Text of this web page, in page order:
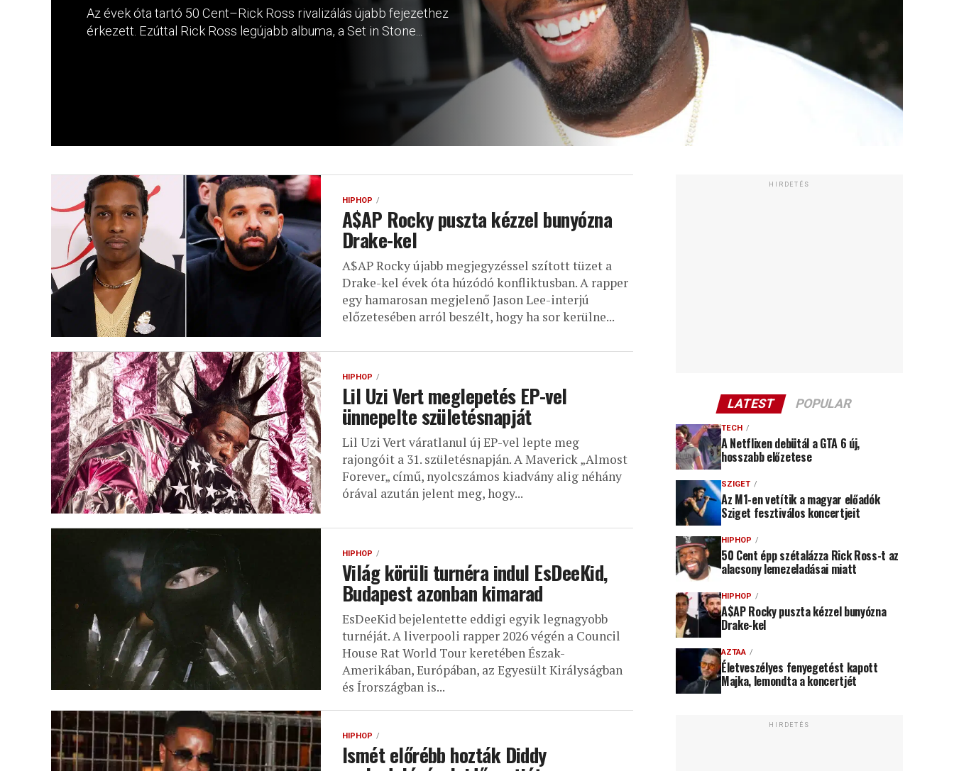
Az évek óta tartó 50 Cent–Rick Ross rivalizálás újabb fejezethez
érkezett. Ezúttal Rick Ross legújabb albuma, a Set in Stone...
HIPHOP
A$AP Rocky puszta kézzel bunyózna
Drake-kel
A$AP Rocky újabb megjegyzéssel szított tüzet a
Drake-kel évek óta húzódó konfliktusban. A rapper
egy hamarosan megjelenő Jason Lee-interjú
előzetesében arról beszélt, hogy ha sor kerülne...
HIPHOP
Lil Uzi Vert meglepetés EP-vel
ünnepelte születésnapját
Lil Uzi Vert váratlanul új EP-vel lepte meg
rajongóit a 31. születésnapján. A Maverick „Almost
Forever„ című, nyolcszámos kiadvány alig néhány
órával azután jelent meg, hogy...
HIPHOP
Világ körüli turnéra indul EsDeeKid,
Budapest azonban kimarad
EsDeeKid bejelentette eddigi egyik legnagyobb
turnéját. A liverpooli rapper 2026 végén a Council
House Rat World Tour keretében Észak-
Amerikában, Európában, az Egyesült Királyságban
és Írországban is...
HIPHOP
Ismét előrébb hozták Diddy
HIRDETÉS
LATEST POPULAR
TECH
A Netflixen debütál a GTA 6 új,
hosszabb előzetese
SZIGET
Az M1-en vetítik a magyar előadók
Sziget fesztiválos koncertjeit
HIPHOP
50 Cent épp szétalázza Rick Ross-t az
alacsony lemezeladásai miatt
HIPHOP
A$AP Rocky puszta kézzel bunyózna
Drake-kel
AZTAA
Életveszélyes fenyegetést kapott
Majka, lemondta a koncertjét
HIRDETÉS